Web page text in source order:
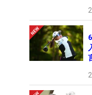
中年の星と呼ばれる
ーを連れている。
かい声援を励みに、